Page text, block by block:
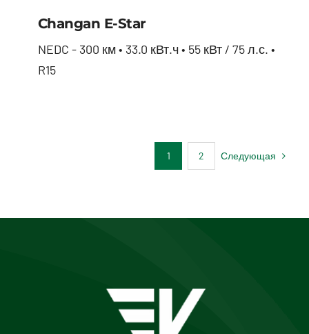
Changan E-Star
NEDC - 300 км • 33.0 кВт.ч • 55 кВт / 75 л.с. •
R15
1 2 Следующая